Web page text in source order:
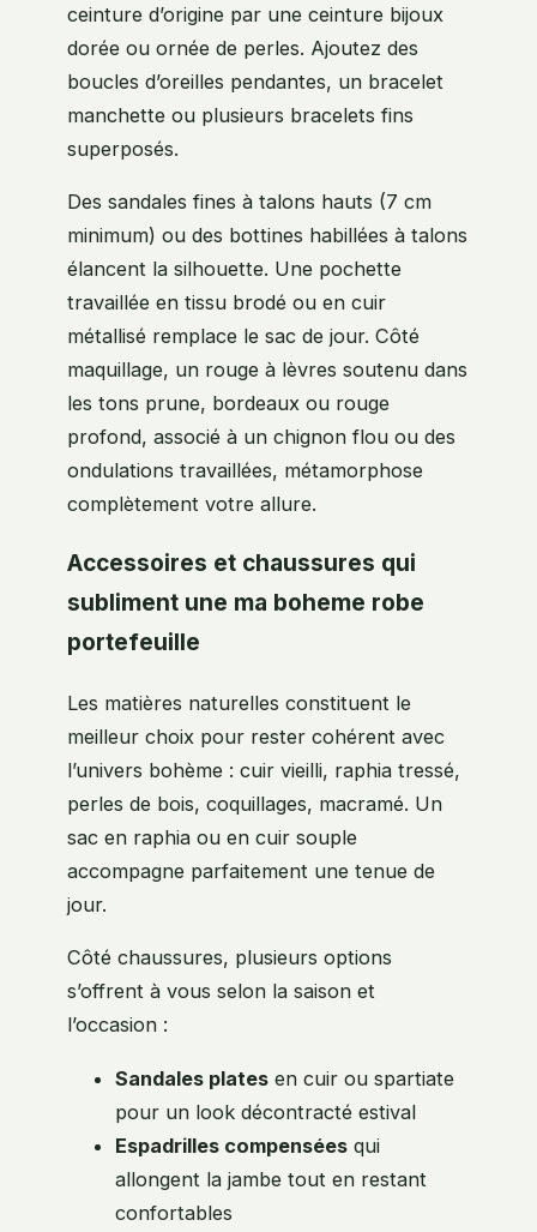
ceinture d’origine par une ceinture bijoux
dorée ou ornée de perles. Ajoutez des
boucles d’oreilles pendantes, un bracelet
manchette ou plusieurs bracelets fins
superposés.
Des sandales fines à talons hauts (7 cm
minimum) ou des bottines habillées à talons
élancent la silhouette. Une pochette
travaillée en tissu brodé ou en cuir
métallisé remplace le sac de jour. Côté
maquillage, un rouge à lèvres soutenu dans
les tons prune, bordeaux ou rouge
profond, associé à un chignon flou ou des
ondulations travaillées, métamorphose
complètement votre allure.
Accessoires et chaussures qui
subliment une ma boheme robe
portefeuille
Les matières naturelles constituent le
meilleur choix pour rester cohérent avec
l’univers bohème : cuir vieilli, raphia tressé,
perles de bois, coquillages, macramé. Un
sac en raphia ou en cuir souple
accompagne parfaitement une tenue de
jour.
Côté chaussures, plusieurs options
s’offrent à vous selon la saison et
l’occasion :
Sandales plates en cuir ou spartiate
pour un look décontracté estival
Espadrilles compensées qui
allongent la jambe tout en restant
confortables